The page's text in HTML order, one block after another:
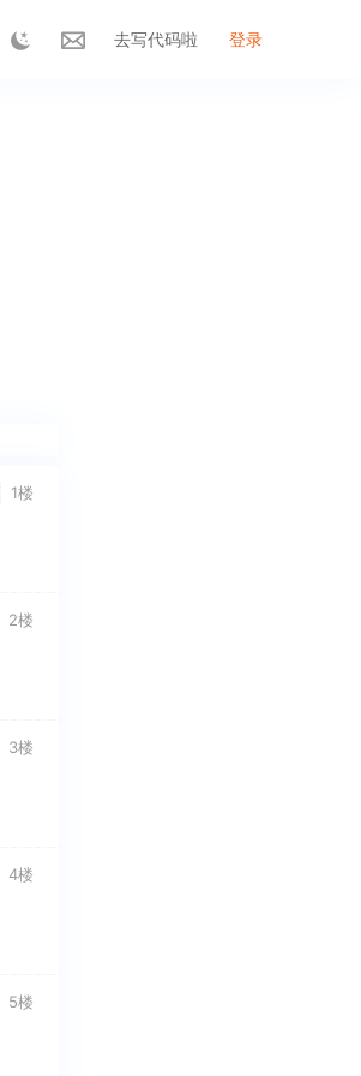
去写代码啦 登录
1楼
2楼
3楼
4楼
5楼